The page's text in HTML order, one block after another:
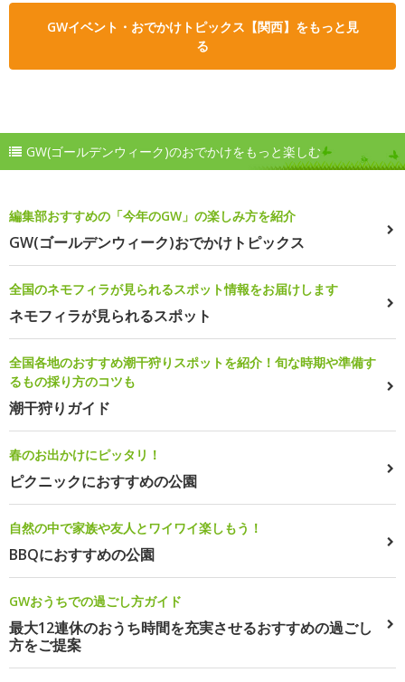
GWイベント・おでかけトピックス【関西】をもっと見
る
GW(ゴールデンウィーク)のおでかけをもっと楽しむ
編集部おすすめの「今年のGW」の楽しみ方を紹介
GW(ゴールデンウィーク)おでかけトピックス
全国のネモフィラが見られるスポット情報をお届けします
ネモフィラが見られるスポット
全国各地のおすすめ潮干狩りスポットを紹介！旬な時期や準備す
るもの採り方のコツも
潮干狩りガイド
春のお出かけにピッタリ！
ピクニックにおすすめの公園
自然の中で家族や友人とワイワイ楽しもう！
BBQにおすすめの公園
GWおうちでの過ごし方ガイド
最大12連休のおうち時間を充実させるおすすめの過ごし
方をご提案